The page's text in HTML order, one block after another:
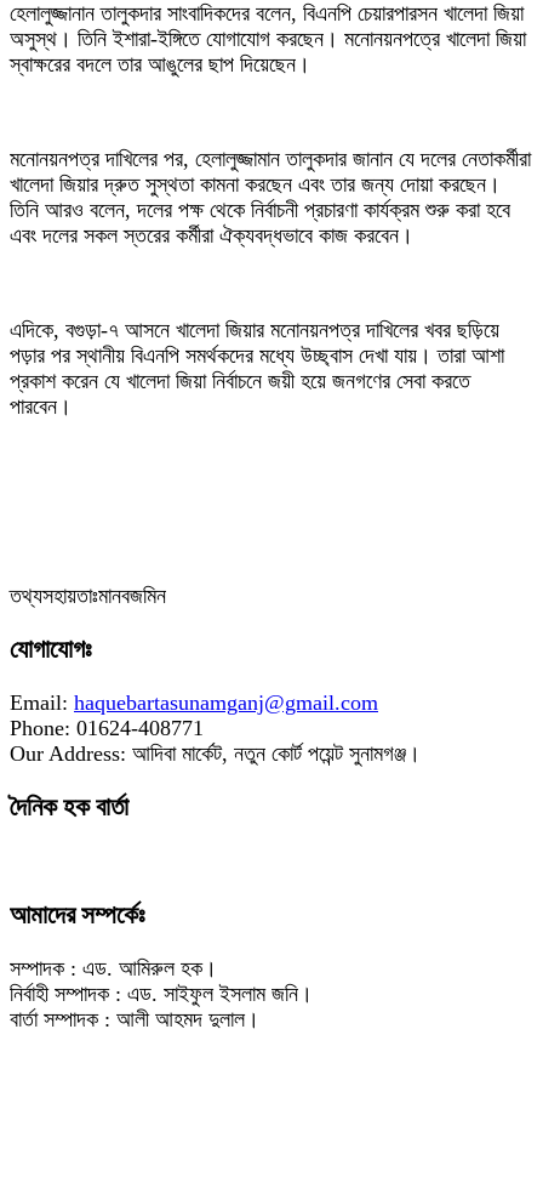
‎হেলালুজ্জানান তালুকদার সাংবাদিকদের বলেন, বিএনপি চেয়ারপারসন খালেদা জিয়া
অসুস্থ। তিনি ইশারা-ইঙ্গিতে যোগাযোগ করছেন। মনোনয়নপত্রে খালেদা জিয়া
স্বাক্ষরের বদলে তার আঙুলের ছাপ দিয়েছেন।
‎মনোনয়নপত্র দাখিলের পর, হেলালুজ্জামান তালুকদার জানান যে দলের নেতাকর্মীরা
খালেদা জিয়ার দ্রুত সুস্থতা কামনা করছেন এবং তার জন্য দোয়া করছেন।
তিনি আরও বলেন, দলের পক্ষ থেকে নির্বাচনী প্রচারণা কার্যক্রম শুরু করা হবে
এবং দলের সকল স্তরের কর্মীরা ঐক্যবদ্ধভাবে কাজ করবেন।
‎এদিকে, বগুড়া-৭ আসনে খালেদা জিয়ার মনোনয়নপত্র দাখিলের খবর ছড়িয়ে
পড়ার পর স্থানীয় বিএনপি সমর্থকদের মধ্যে উচ্ছ্বাস দেখা যায়। তারা আশা
প্রকাশ করেন যে খালেদা জিয়া নির্বাচনে জয়ী হয়ে জনগণের সেবা করতে
পারবেন।
‎তথ্যসহায়তাঃমানবজমিন
যোগাযোগঃ
Email: haquebartasunamganj@gmail.com
Phone: 01624-408771
Our Address: আদিবা মার্কেট, নতুন কোর্ট পয়েন্ট সুনামগঞ্জ।
দৈনিক হক বার্তা
আমাদের সম্পর্কেঃ
সম্পাদক : এড. আমিরুল হক।
নির্বাহী সম্পাদক : এড. সাইফুল ইসলাম জনি।
বার্তা সম্পাদক : আলী আহমদ দুলাল।